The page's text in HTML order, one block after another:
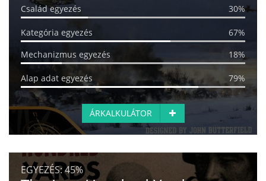
Család egyezés 30%
Kategória egyezés
67%
Mechanizmus egyezés
18%
Alap adat egyezés 79%
ÁRKALKULÁTOR
EGYEZÉS:45%